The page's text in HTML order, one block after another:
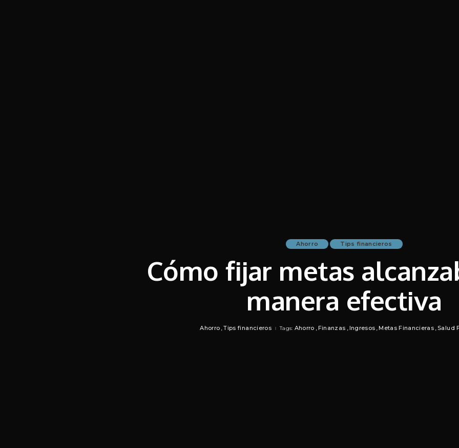
Ahorro Tips financieros
Cómo fijar metas
manera efectiva
Ahorro Tips financieros Tags: Ahorro Finanzas Ingresos Metas Financieras Salud